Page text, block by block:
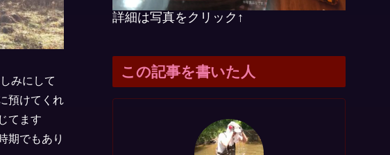
みにして
預けてくれ
てます
期でもあり
詳細は写真をクリック↑
この記事を書いた人